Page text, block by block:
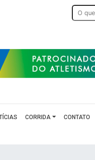
CORRIDA CONTATO